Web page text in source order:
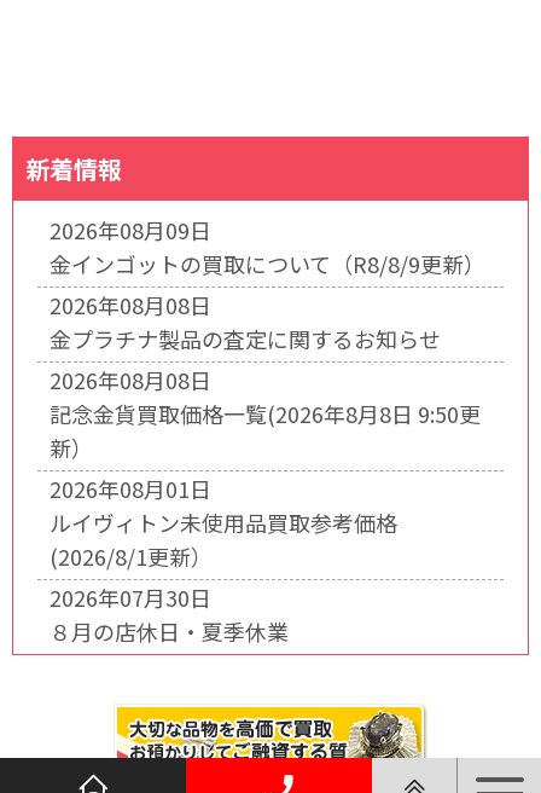
新着情報
2026年08月09日
金インゴットの買取について（R8/8/9更新）
2026年08月08日
金プラチナ製品の査定に関するお知らせ
2026年08月08日
記念金貨買取価格一覧(2026年8月8日 9:50更
新）
2026年08月01日
ルイヴィトン未使用品買取参考価格
(2026/8/1更新）
2026年07月30日
８月の店休日・夏季休業